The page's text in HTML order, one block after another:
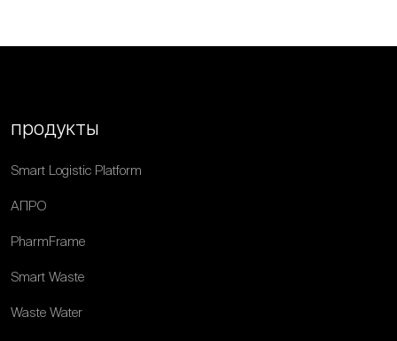
продукты
Smart Logistic Platform
АПРО
PharmFrame
Smart Waste
Waste Water